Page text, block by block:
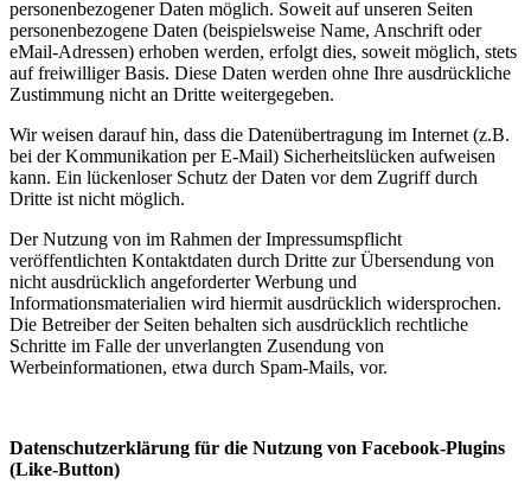
personenbezogener Daten möglich. Soweit auf unseren Seiten
personenbezogene Daten (beispielsweise Name, Anschrift oder
eMail-Adressen) erhoben werden, erfolgt dies, soweit möglich, stets
auf freiwilliger Basis. Diese Daten werden ohne Ihre ausdrückliche
Zustimmung nicht an Dritte weitergegeben.
Wir weisen darauf hin, dass die Datenübertragung im Internet (z.B.
bei der Kommunikation per E-Mail) Sicherheitslücken aufweisen
kann. Ein lückenloser Schutz der Daten vor dem Zugriff durch
Dritte ist nicht möglich.
Der Nutzung von im Rahmen der Impressumspflicht
veröffentlichten Kontaktdaten durch Dritte zur Übersendung von
nicht ausdrücklich angeforderter Werbung und
Informationsmaterialien wird hiermit ausdrücklich widersprochen.
Die Betreiber der Seiten behalten sich ausdrücklich rechtliche
Schritte im Falle der unverlangten Zusendung von
Werbeinformationen, etwa durch Spam-Mails, vor.
Datenschutzerklärung für die Nutzung von Facebook-Plugins
(Like-Button)